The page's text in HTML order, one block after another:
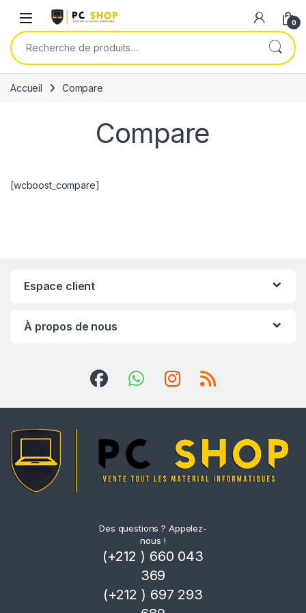
Skip to navigation
Skip to content
0
Recherche pour :
Accueil Compare
Compare
[wcboost_compare]
Espace client
À propos de nous
Des questions ? Appelez-
nous !
(+212 ) 660 043
369
(+212 ) 697 293